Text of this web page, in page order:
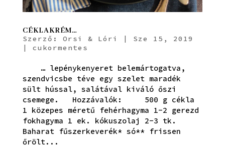
CÉKLAKRÉM…
Szerző: Orsi & Lóri | Sze 15, 2019
| cukormentes
… lepénykenyeret belemártogatva,
szendvicsbe téve egy szelet maradék
sült hússal, salátával kiváló őszi
csemege. Hozzávalók: 500 g cékla
1 közepes méretű fehérhagyma 1-2 gerezd
fokhagyma 1 ek. kókuszolaj 2-3 tk.
Baharat fűszerkeverék* só** frissen
őrölt...